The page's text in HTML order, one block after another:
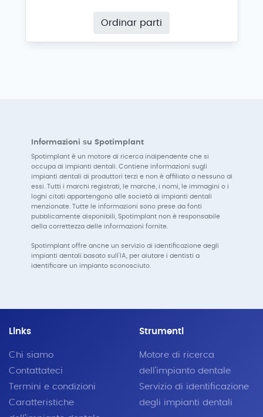
Ordinar parti
Informazioni su Spotimplant
Spotimplant è un motore di ricerca indipendente che si
occupa di impianti dentali. Contiene informazioni sugli
impianti dentali di produttori terzi e non è affiliato a nessuno di
essi. Tutti i marchi registrati, le marche, i nomi, le immagini o i
loghi citati appartengono alle società di impianti dentali
menzionate. Tutte le informazioni sono prese da fonti
pubblicamente disponibili, Spotimplant non è responsabile
della correttezza delle informazioni fornite.
Spotimplant offre anche un servizio di identificazione degli
impianti dentali basato sull'IA, per aiutare i dentisti a
identificare un impianto sconosciuto.
Links
Chi siamo
Contattateci
Termini e condizioni
Caratteristiche
Strumenti
Motore di ricerca
dell'impianto dentale
Servizio di identificazione
degli impianti dentali